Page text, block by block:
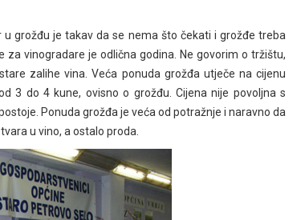
grožđu je takav da se nema što čekati i grožđe treba
vinogradare je odlična godina. Ne govorim o tržištu,
zalihe vina. Veća ponuda grožđa utječe na cijenu
3 do 4 kune, ovisno o grožđu. Cijena nije povoljna s
Ponuda grožđa je veća od potražnje i naravno da
u vino, a ostalo proda.